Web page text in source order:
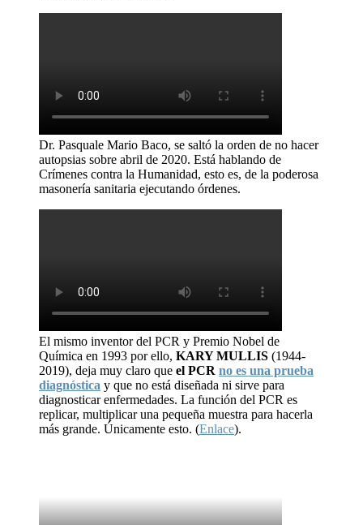
Dr. Pasquale Mario Baco, se saltó la orden de no hacer
autopsias sobre abril de 2020. Está hablando de
Crímenes contra la Humanidad, esto es, de la poderosa
masonería sanitaria ejecutando órdenes.
El mismo inventor del PCR y Premio Nobel de
Química en 1993 por ello, KARY MULLIS (1944-
2019), deja muy claro que el PCR no es una prueba
diagnóstica y que no está diseñada ni sirve para
diagnosticar enfermedades. La función del PCR es
replicar, multiplicar una pequeña muestra para hacerla
más grande. Únicamente esto. (Enlace).